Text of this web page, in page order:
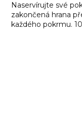
Naservírujte své
zakončená hrana
každého pokrmu.